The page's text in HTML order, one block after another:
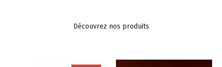
Découvrez nos produits